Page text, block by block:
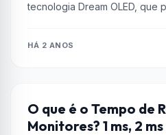
tecnologia Dream OLED, que
HÁ 2 ANOS
HARDWARE
O que é o Tempo de
Monitores? 1 ms, 2